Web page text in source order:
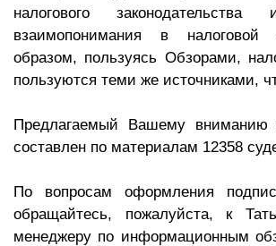
налогового
взаимопонимания в
образом, пользуясь Обзорами,
пользуются теми же источниками,
Предлагаемый Вашему вниманию
составлен по материалам 12358
По вопросам оформления
обращайтесь, пожалуйста, к
менеджеру по информационным